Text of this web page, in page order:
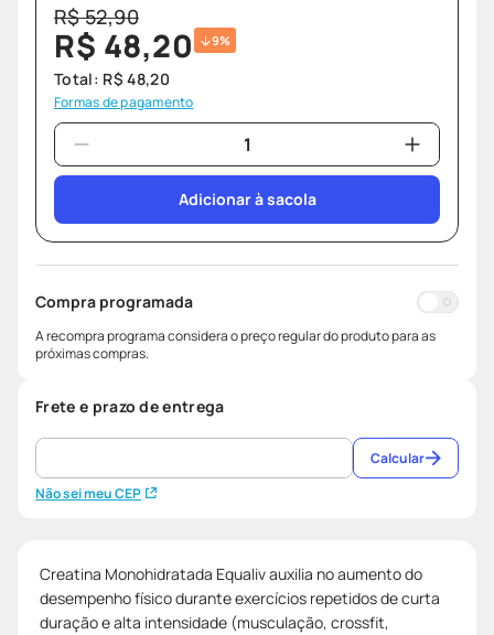
R$52,90
R$ 48,20 9%
Total: R$ 48,20
Formas de pagamento
Adicionar à sacola
Compra programada
A recompra programa considera o preço regular do produto para as
próximas compras.
Frete e prazo de entrega
Não sei meu CEP
Calcular
Creatina Monohidratada Equaliv auxilia no aumento do
desempenho físico durante exercícios repetidos de curta
duração e alta intensidade (musculação, crossfit,